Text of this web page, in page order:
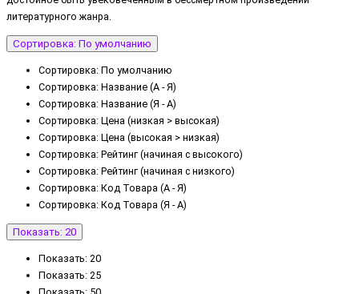
литературного жанра.
Сортировка: По умолчанию
Сортировка: По умолчанию
Сортировка: Название (А - Я)
Сортировка: Название (Я - А)
Сортировка: Цена (низкая > высокая)
Сортировка: Цена (высокая > низкая)
Сортировка: Рейтинг (начиная с высокого)
Сортировка: Рейтинг (начиная с низкого)
Сортировка: Код Товара (А - Я)
Сортировка: Код Товара (Я - А)
Показать: 20
Показать: 20
Показать: 25